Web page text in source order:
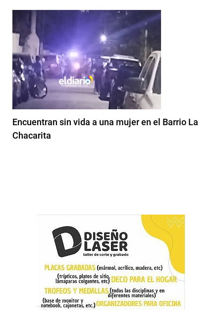
Encuentran sin vida a una mujer en el Barrio La
Chacarita